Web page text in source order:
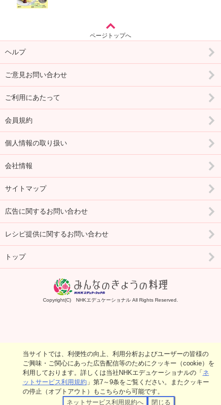
ページトップへ
ヘルプ
ご意見お問い合わせ
ご利用にあたって
会員規約
個人情報の取り扱い
会社情報
サイトマップ
広告に関するお問い合わせ
レシピ提供に関するお問い合わせ
トップ
Copyright(C) NHKエデュケーショナル All Rights Reserved.
当サイトでは、利便性の向上、利用分析およびユーザーの皆様の
ご興味・ご関心にあった広告配信等のためにクッキー（cookie）を
利用しております。詳しくは当社NHKエデュケーショナルの「ネ
ットサービス利用規約 」第7～9条をご覧ください。またクッキー
の停止（オプトアウト）もこちらから可能です。
ネットサービス利用規約へ
閉じる